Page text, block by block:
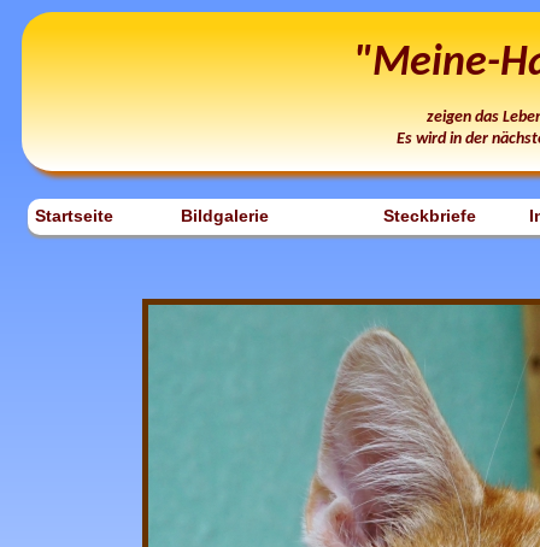
"Meine-
zeigen das
Es wird in der
Startseite Bildgalerie Steckbriefe